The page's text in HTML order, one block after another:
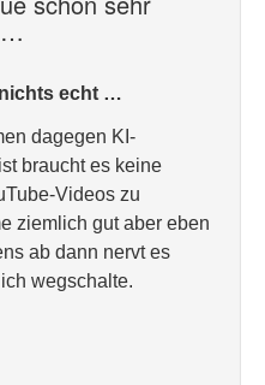
…
echt …
dagegen KI-
braucht es keine
Videos zu
ziemlich gut aber eben
ab dann nervt es
wegschalte.